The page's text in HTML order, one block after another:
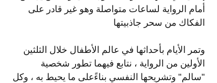
أمام الرواية لساعات متواصلة وهو غير قادر على
الفكاك من سحر جاذبيتها
وتمر الأيام بأحداثها في عالم الأطفال خلال الثلثين
الأولين من الرواية ، نتابع فيهما تطور شخصية
"سالم" وتشريحها النفسي بناءًعلى ما يحيط به ، وكل